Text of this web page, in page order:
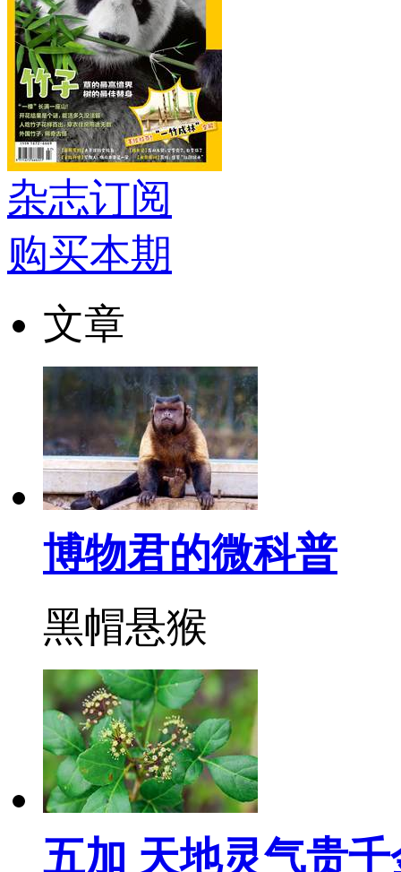
杂志订阅
购买本期
文章
博物君的微科普
黑帽悬猴
五加 天地灵气贵千